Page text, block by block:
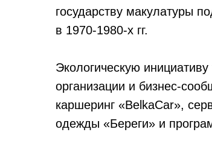
государству макулатуры
в 1970-1980-х гг.
Экологическую
организации и бизнес-
каршеринг «BelkaCar»,
одежды «Береги» и